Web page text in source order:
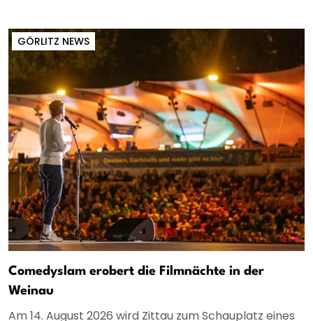
GÖRLITZ NEWS
Comedyslam erobert die Filmnächte in der
Weinau
Am 14. August 2026 wird Zittau zum Schauplatz eines